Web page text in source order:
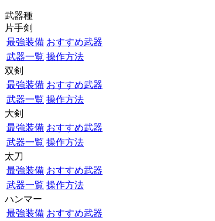
武器種
片手剣
最強装備 おすすめ武器
武器一覧 操作方法
双剣
最強装備 おすすめ武器
武器一覧 操作方法
大剣
最強装備 おすすめ武器
武器一覧 操作方法
太刀
最強装備 おすすめ武器
武器一覧 操作方法
ハンマー
最強装備 おすすめ武器